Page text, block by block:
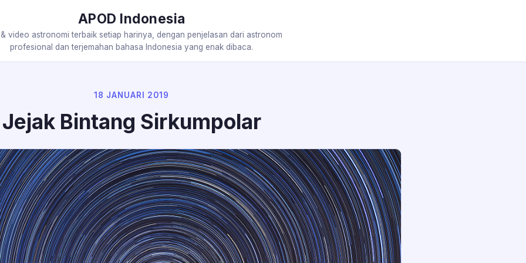
APOD Indonesia
video astronomi terbaik setiap harinya, dengan penjelasan dari astronom
profesional dan terjemahan bahasa Indonesia yang enak dibaca.
18 JANUARI 2019
Jejak Bintang Sirkumpolar